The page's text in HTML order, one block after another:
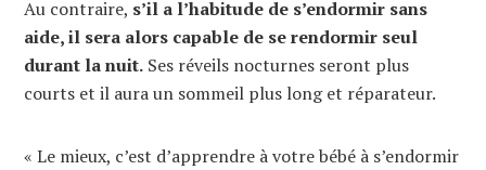
Au contraire, s’il a l’habitude de s’endormir sans
aide, il sera alors capable de se rendormir seul
durant la nuit. Ses réveils nocturnes seront plus
courts et il aura un sommeil plus long et réparateur.
« Le mieux, c’est d’apprendre à votre bébé à s’endormir